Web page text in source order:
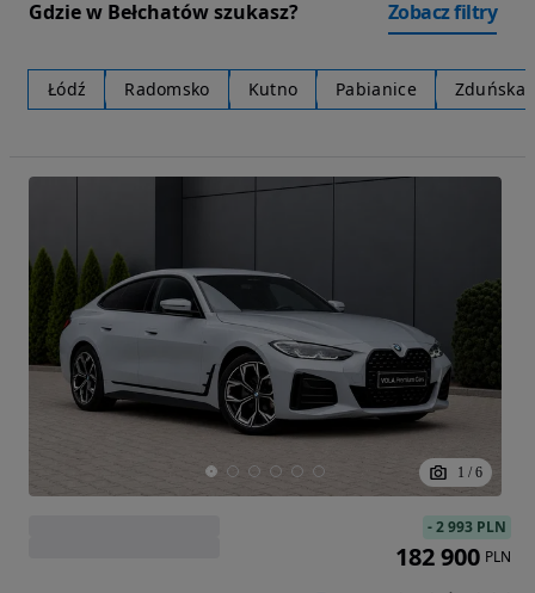
Gdzie w Bełchatów szukasz? Zobacz filtry
Łódź Radomsko Kutno Pabianice Zduńska
1 / 6
-2 993 PLN
182 900 PLN